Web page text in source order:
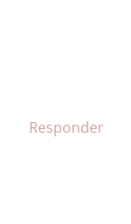
Responder